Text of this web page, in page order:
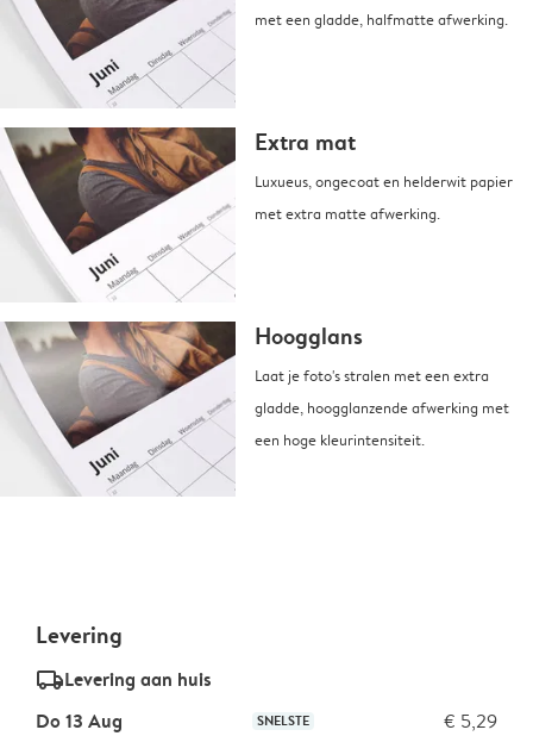
met een gladde, halfmatte afwerking.
Extra mat
Luxueus, ongecoat en helderwit papier
met extra matte afwerking.
Hoogglans
Laat je foto's stralen met een extra
gladde, hoogglanzende afwerking met
een hoge kleurintensiteit.
Levering
delivery_standard_v2Levering aan huis
Do 13 Aug
SNELSTE € 5,29